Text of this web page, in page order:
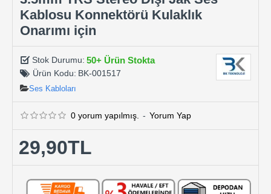
Kablosu Konnektörü Kulaklık
Onarımı için
Stok Durumu: 50+ Ürün Stokta
Ürün Kodu: BK-001517
Ses Kabloları
0 yorum yapılmış. - Yorum Yap
29,90TL